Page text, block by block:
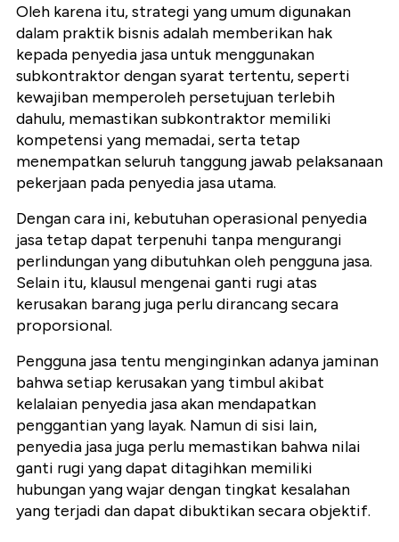
Oleh karena itu, strategi yang umum digunakan
dalam praktik bisnis adalah memberikan hak
kepada penyedia jasa untuk menggunakan
subkontraktor dengan syarat tertentu, seperti
kewajiban memperoleh persetujuan terlebih
dahulu, memastikan subkontraktor memiliki
kompetensi yang memadai, serta tetap
menempatkan seluruh tanggung jawab pelaksanaan
pekerjaan pada penyedia jasa utama.
Dengan cara ini, kebutuhan operasional penyedia
jasa tetap dapat terpenuhi tanpa mengurangi
perlindungan yang dibutuhkan oleh pengguna jasa.
Selain itu, klausul mengenai ganti rugi atas
kerusakan barang juga perlu dirancang secara
proporsional.
Pengguna jasa tentu menginginkan adanya jaminan
bahwa setiap kerusakan yang timbul akibat
kelalaian penyedia jasa akan mendapatkan
penggantian yang layak. Namun di sisi lain,
penyedia jasa juga perlu memastikan bahwa nilai
ganti rugi yang dapat ditagihkan memiliki
hubungan yang wajar dengan tingkat kesalahan
yang terjadi dan dapat dibuktikan secara objektif.